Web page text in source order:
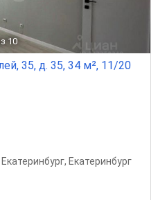
10
35, д. 35, 34 м², 11/20
, Екатеринбург